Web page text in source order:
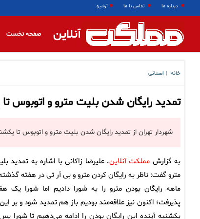
درباره ما تماس با ما آرشیو
آنلاین صفحه نخست
خانه استانی
تمدید رایگان شدن بلیت مترو و اتوبوس تا یکشنبه
شهردار تهران از تمدید رایگان شدن بلیت مترو و اتوبوس تا یکشنبه ۲۷ اردیبهشت خبر
به گزارش مملکت آنلاین، علیرضا زاکانی با اشاره به تمدید
مترو گفت: ناظر به رایگان کردن مترو و بی آر تی در هفته
ماهه رایگان بودن مترو را به شورا دادیم اما شورا یک
پذیرفت؛ اکنون نیز علاقه‌مند بودیم باز هم تمدید شود و بر
یکشنبه آینده این رایگان بودن را ادامه می‌دهیم تا شورا